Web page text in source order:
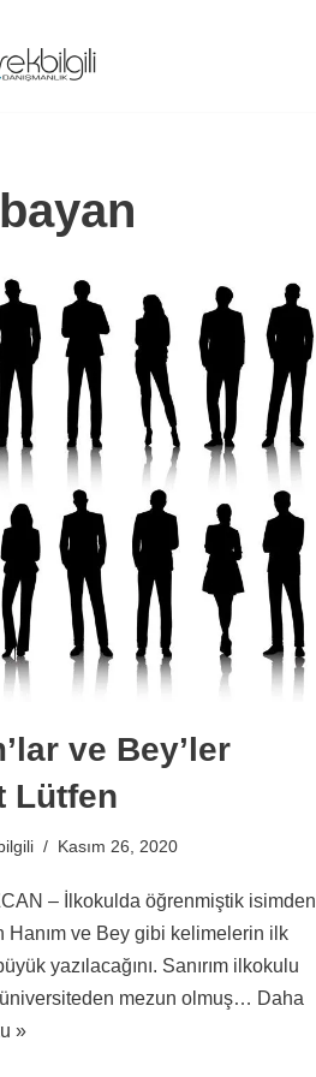
ve Bey’ler
Lütfen
Kasım 26, 2020
– İlkokulda öğrenmiştik isimden
Hanım ve Bey gibi kelimelerin ilk
yazılacağını. Sanırım ilkokulu
mezun olmuş… Daha
»